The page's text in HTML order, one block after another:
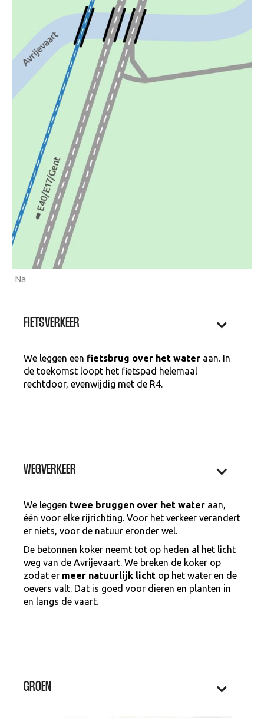
Na
FIETSVERKEER
We leggen een fietsbrug over het water aan. In
de toekomst loopt het fietspad helemaal
rechtdoor, evenwijdig met de R4.
WEGVERKEER
We leggen twee bruggen over het water aan,
één voor elke rijrichting. Voor het verkeer verandert
er niets, voor de natuur eronder wel.
De betonnen koker neemt tot op heden al het licht
weg van de Avrijevaart. We breken de koker op
zodat er meer natuurlijk licht op het water en de
oevers valt. Dat is goed voor dieren en planten in
en langs de vaart.
GROEN